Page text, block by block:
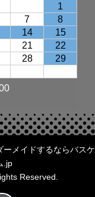
メイドするならバスケ
.jp
Reserved.